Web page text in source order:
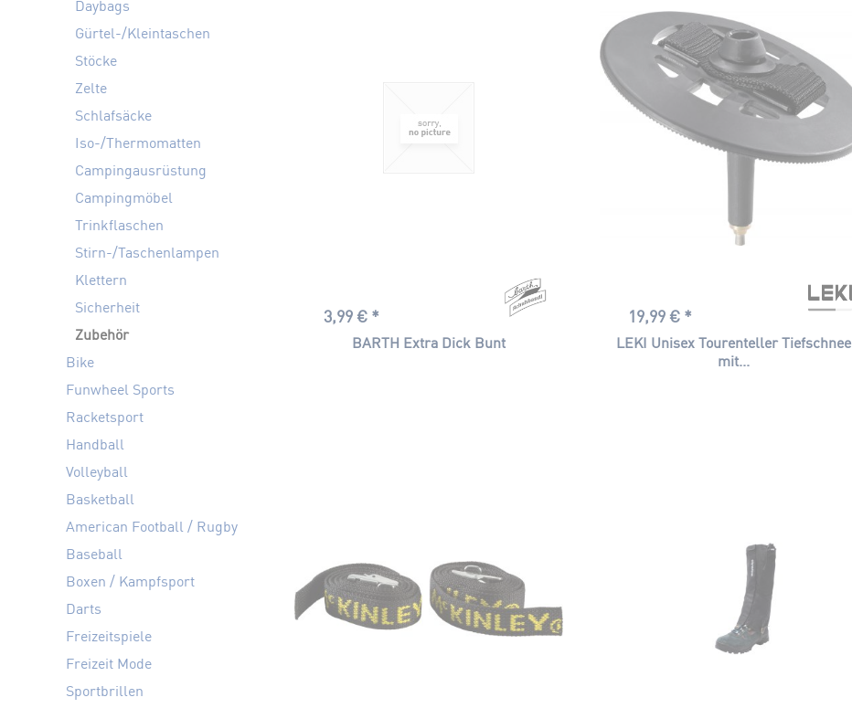
Daybags
Gürtel-/Kleintaschen
Stöcke
Zelte
Schlafsäcke
Iso-/Thermomatten
Campingausrüstung
Campingmöbel
Trinkflaschen
Stirn-/Taschenlampen
Klettern
Sicherheit
Zubehör
Bike
Funwheel Sports
Racketsport
Handball
Volleyball
Basketball
American Football / Rugby
Baseball
Boxen / Kampfsport
Darts
Freizeitspiele
Freizeit Mode
Sportbrillen
150
75
L
XL
BARTH Extra Dick Bunt
3,99 € *
LEKI Unisex Tourenteller Tiefschnee
mit...
19,99 € *